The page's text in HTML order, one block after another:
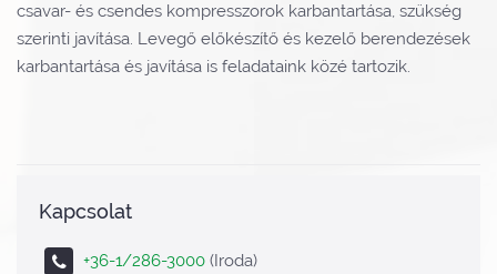
csavar- és csendes kompresszorok karbantartása, szükség
szerinti javítása. Levegő előkészítő és kezelő berendezések
karbantartása és javítása is feladataink közé tartozik.
Kapcsolat
+36-1/286-3000 (Iroda)